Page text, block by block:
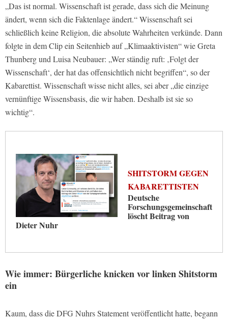
„Das ist normal. Wissenschaft ist gerade, dass sich die Meinung
ändert, wenn sich die Faktenlage ändert.“ Wissenschaft sei
schließlich keine Religion, die absolute Wahrheiten verkünde. Dann
folgte in dem Clip ein Seitenhieb auf „Klimaaktivisten“ wie Greta
Thunberg und Luisa Neubauer: „Wer ständig ruft: ‚Folgt der
Wissenschaft‘, der hat das offensichtlich nicht begriffen“, so der
Kabarettist. Wissenschaft wisse nicht alles, sei aber „die einzige
vernünftige Wissensbasis, die wir haben. Deshalb ist sie so
wichtig“.
SHITSTORM GEGEN
KABARETTISTEN
Deutsche
Forschungsgemeinschaft
löscht Beitrag von
Dieter Nuhr
Wie immer: Bürgerliche knicken vor linken Shitstorm
ein
Kaum, dass die DFG Nuhrs Statement veröffentlicht hatte, begann